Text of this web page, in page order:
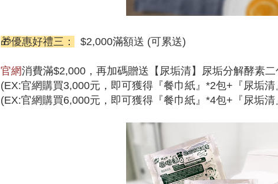
🎁優惠好禮三： $2,000滿額送 (可累送)
官網消費滿$2,000，再加碼贈送【尿垢清】尿垢分解酵素
(EX:官網購買3,000元，即可獲得『餐巾紙』*2包+『尿垢清
(EX:官網購買6,000元，即可獲得『餐巾紙』*4包+『尿垢清